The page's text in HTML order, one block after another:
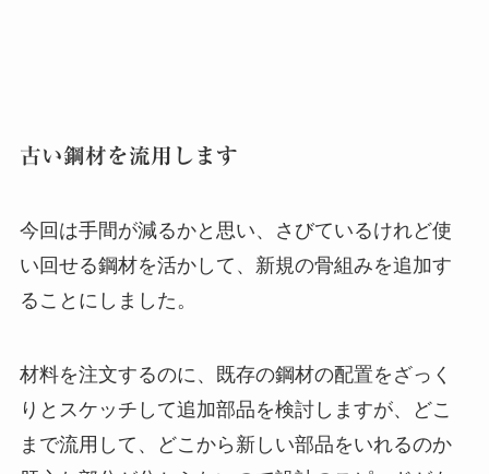
古い鋼材を流用します
今回は手間が減るかと思い、さびているけれど使
い回せる鋼材を活かして、新規の骨組みを追加す
ることにしました。
材料を注文するのに、既存の鋼材の配置をざっく
りとスケッチして追加部品を検討しますが、どこ
まで流用して、どこから新しい部品をいれるのか